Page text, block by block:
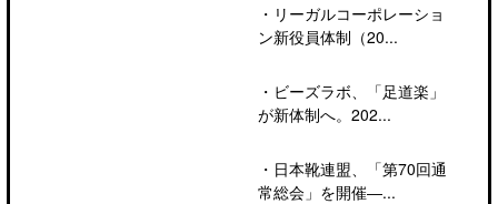
・ リーガルコーポレーショ
ン新役員体制（20...
・ ビーズラボ、「足道楽」
が新体制へ。202...
・ 日本靴連盟、「第70回通
常総会」を開催―...